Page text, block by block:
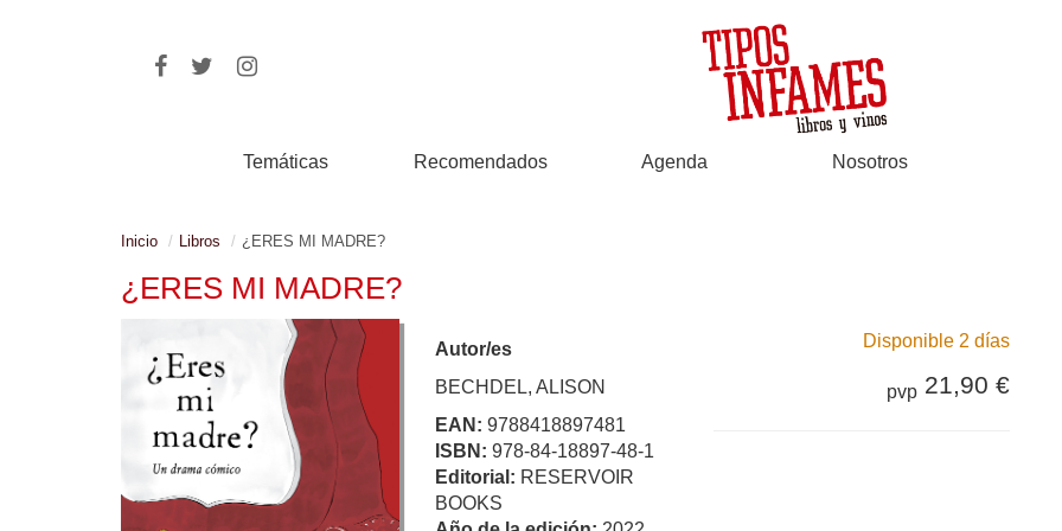
Temáticas Recomendados Agenda Nosotros
Inicio Libros ¿ERES MI MADRE?
¿ERES MI MADRE?
Autor/es
BECHDEL, ALISON
EAN: 9788418897481
ISBN: 978-84-18897-48-1
Editorial: RESERVOIR
BOOKS
Disponible 2 días
pvp 21,90 €